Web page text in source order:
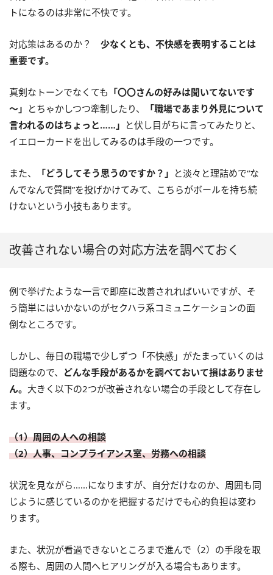
トになるのは非常に不快です。
対応策はあるのか？ 少なくとも、不快感を表明することは
重要です。
真剣なトーンでなくても 「〇〇さんの好みは聞いてないです
～」 とちゃかしつつ牽制したり、
「職場であまり外見について
言われるのはちょっと……」 と伏し目がちに言ってみたりと、
イエローカードを出してみるのは手段の一つです。
また、 「どうしてそう思うのですか？」 と淡々と理詰めで“な
んでなんで質問”を投げかけてみて、こちらがボールを持ち続
けないという小技もあります。
改善されない場合の対応方法を調べておく
例で挙げたような一言で即座に改善されればいいですが、そ
う簡単にはいかないのがセクハラ系コミュニケーションの面
倒なところです。
しかし、毎日の職場で少しずつ「不快感」がたまっていくのは
問題なので、 どんな手段があるかを調べておいて損はありませ
ん。 大きく以下の2つが改善されない場合の手段として存在し
ます。
（1）周囲の人への相談
（2）人事、コンプライアンス室、労務への相談
状況を見ながら……になりますが、自分だけなのか、周囲も同
じように感じているのかを把握するだけでも心的負担は変わ
ります。
また、状況が看過できないところまで進んで（2）の手段を取
る際も、周囲の人間へヒアリングが入る場合もあります。